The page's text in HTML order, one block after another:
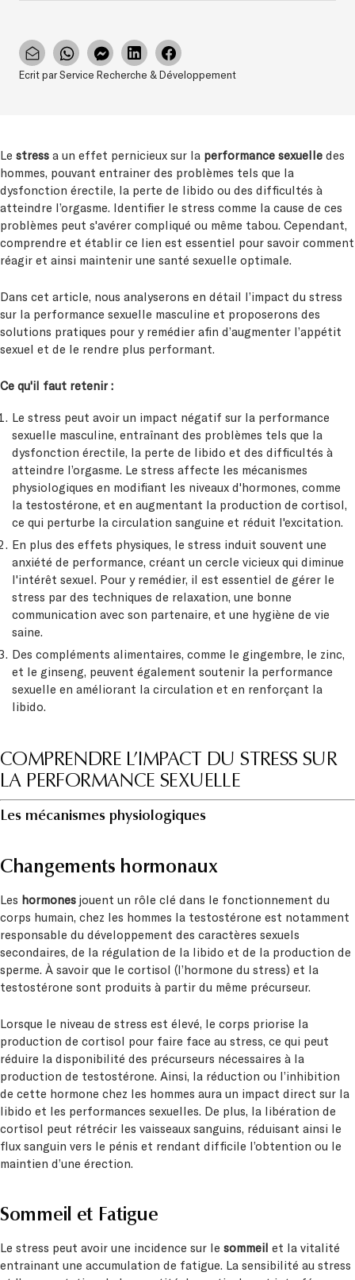
Ecrit par Service Recherche & Développement
Le stress a un effet pernicieux sur la performance sexuelle des
hommes, pouvant entrainer des problèmes tels que la
dysfonction érectile, la perte de libido ou des difficultés à
atteindre l’orgasme. Identifier le stress comme la cause de ces
problèmes peut s'avérer compliqué ou même tabou. Cependant,
comprendre et établir ce lien est essentiel pour savoir comment
réagir et ainsi maintenir une santé sexuelle optimale.
Dans cet article, nous analyserons en détail l’impact du stress
sur la performance sexuelle masculine et proposerons des
solutions pratiques pour y remédier afin d’augmenter l’appétit
sexuel et de le rendre plus performant.
Ce qu'il faut retenir :
Le stress peut avoir un impact négatif sur la performance
sexuelle masculine, entraînant des problèmes tels que la
dysfonction érectile, la perte de libido et des difficultés à
atteindre l’orgasme. Le stress affecte les mécanismes
physiologiques en modifiant les niveaux d'hormones, comme
la testostérone, et en augmentant la production de cortisol,
ce qui perturbe la circulation sanguine et réduit l'excitation.
En plus des effets physiques, le stress induit souvent une
anxiété de performance, créant un cercle vicieux qui diminue
l'intérêt sexuel. Pour y remédier, il est essentiel de gérer le
stress par des techniques de relaxation, une bonne
communication avec son partenaire, et une hygiène de vie
saine.
Des compléments alimentaires, comme le gingembre, le zinc,
et le ginseng, peuvent également soutenir la performance
sexuelle en améliorant la circulation et en renforçant la
libido.
COMPRENDRE L’IMPACT DU STRESS SUR
LA PERFORMANCE SEXUELLE
Les mécanismes physiologiques
Changements hormonaux
Les hormones jouent un rôle clé dans le fonctionnement du
corps humain, chez les hommes la testostérone est notamment
responsable du développement des caractères sexuels
secondaires, de la régulation de la libido et de la production de
sperme. À savoir que le cortisol (l’hormone du stress) et la
testostérone sont produits à partir du même précurseur.
Lorsque le niveau de stress est élevé, le corps priorise la
production de cortisol pour faire face au stress, ce qui peut
réduire la disponibilité des précurseurs nécessaires à la
production de testostérone. Ainsi, la réduction ou l’inhibition
de cette hormone chez les hommes aura un impact direct sur la
libido et les performances sexuelles. De plus, la libération de
cortisol peut rétrécir les vaisseaux sanguins, réduisant ainsi le
flux sanguin vers le pénis et rendant difficile l’obtention ou le
maintien d’une érection.
Sommeil et Fatigue
Le stress peut avoir une incidence sur le sommeil et la vitalité
entrainant une accumulation de fatigue. La sensibilité au stress